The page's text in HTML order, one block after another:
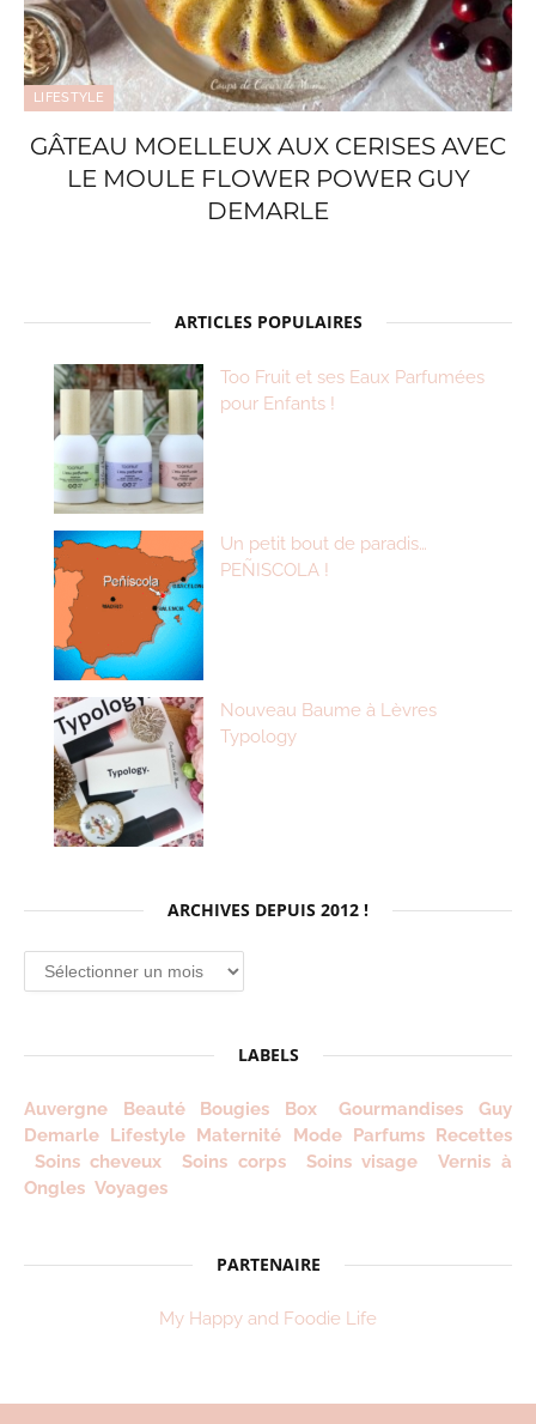
LIFESTYLE
GÂTEAU MOELLEUX AUX CERISES AVEC
LE MOULE FLOWER POWER GUY
DEMARLE
ARTICLES POPULAIRES
Too Fruit et ses Eaux Parfumées
pour Enfants !
Un petit bout de paradis…
PEÑISCOLA !
Nouveau Baume à Lèvres
Typology
ARCHIVES DEPUIS 2012 !
Archives
depuis
LABELS
Auvergne Beauté Bougies Box Gourmandises
Guy
Demarle Lifestyle Maternité Mode Parfums Recettes
Soins cheveux
Soins corps Soins visage
Vernis à
Ongles Voyages
PARTENAIRE
My Happy and Foodie Life